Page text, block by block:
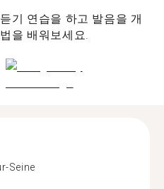
기 연습을 하고 발음을 개
을 배워보세요.
Seine